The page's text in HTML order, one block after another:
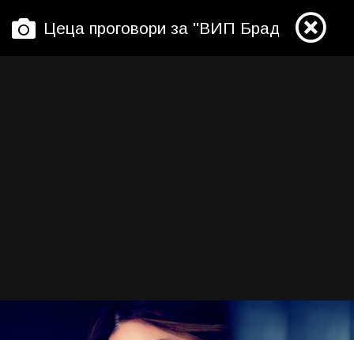
Цеца проговори за "ВИП Брадър"